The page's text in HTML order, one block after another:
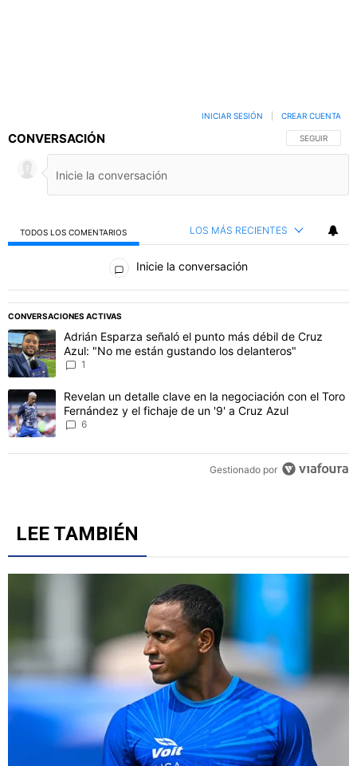
CONVERSACIÓN SIGA ESTA
SEGUIR
INICIAR SESIÓN CREAR CUENTA
TODOS LOS COMENTARIOS LOS MÁS RECIENTES
Todos los comentarios
Inicie la conversación
CONVERSACIONES ACTIVAS
Este listado muestra los artículos con más comentarios en los
Un artículo de tendencia con el título "Adrián Esparza señaló el
Adrián Esparza señaló el punto más débil de Cruz
Azul: "No me están gustando los delanteros"
Un artículo de tendencia con el título "Revelan un detalle clave
Revelan un detalle clave en la negociación con el Toro